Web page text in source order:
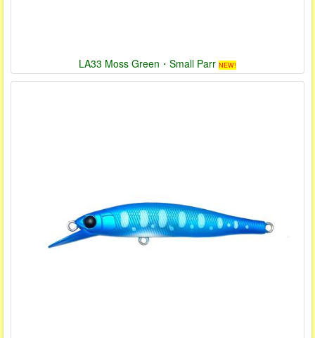
LA33 Moss Green・Small Parr NEW!